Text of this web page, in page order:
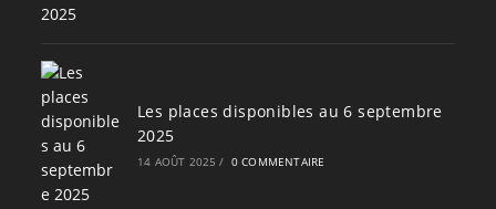
Les places disponibles au 6 septembre
2025
14 AOÛT 2025 / 0 COMMENTAIRE